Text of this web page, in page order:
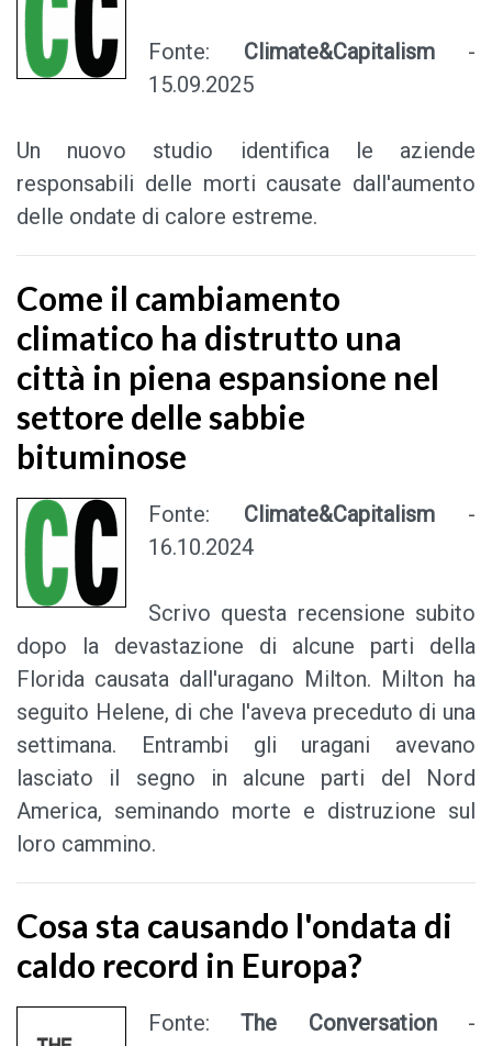
Fonte: Climate&Capitalism-
15.09.2025
Un nuovo studio identifica le aziende
responsabili delle morti causate dall'aumento
delle ondate di calore estreme.
Come il cambiamento
climatico ha distrutto una
città in piena espansione nel
settore delle sabbie
bituminose
Fonte: Climate&Capitalism-
16.10.2024
Scrivo questa recensione subito
dopo la devastazione di alcune parti della
Florida causata dall'uragano Milton. Milton ha
seguito Helene, di che l'aveva preceduto di una
settimana. Entrambi gli uragani avevano
lasciato il segno in alcune parti del Nord
America, seminando morte e distruzione sul
loro cammino.
Cosa sta causando l'ondata di
caldo record in Europa?
Fonte:The Conversation-